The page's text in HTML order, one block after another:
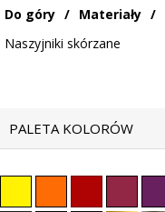
Do góry / Materiały /
Naszyjniki skórzane
PALETA KOLORÓW